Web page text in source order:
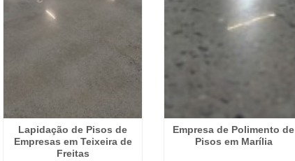
Lapidação de Pisos de
Empresas em Teixeira de
Freitas
Empresa de Polimento de
Pisos em Marília